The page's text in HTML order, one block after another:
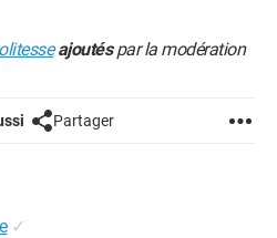
ajoutéspar la modération
Partager
✓